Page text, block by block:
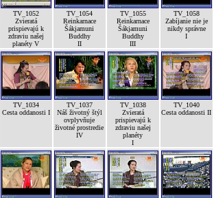
TV_1052
Zvieratá
prispievajú k
zdraviu našej
planéty V
TV_1054
Reinkarnace
Šákjamuni
Buddhy
II
TV_1055
Reinkarnace
Šákjamuni
Buddhy
III
TV_1058
Zabíjanie nie je
nikdy správne
I
TV_1034
Cesta oddanosti I
TV_1037
Náš životný štýl
ovplyvňuje
životné prostredie
IV
TV_1038
Zvieratá
prispievajú k
zdraviu našej
planéty
I
TV_1040
Cesta oddanosti II